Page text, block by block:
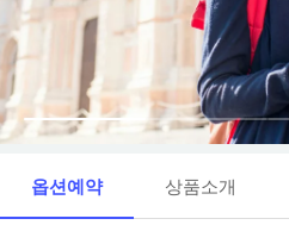
옵션예약 상품소개